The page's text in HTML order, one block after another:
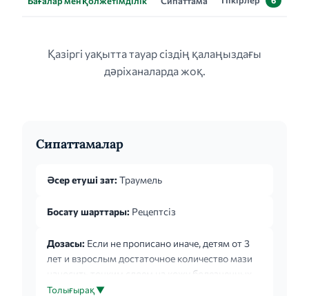
Қазіргі уақытта тауар сіздің қалаңыздағы
дәріханаларда жоқ.
Сипаттамалар
Әсер етуші зат: Траумель
Босату шарттары: Рецептсіз
Дозасы: Если не прописано иначе, детям от 3
лет и взрослым достаточное количество мази
наносить тонким слоем на кожу болезненных
областей тела и втирать легкими движениями
Толығырақ ▼